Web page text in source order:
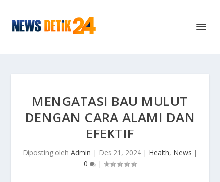
MENGATASI BAU MULUT
DENGAN CARA ALAMI DAN
EFEKTIF
Diposting oleh Admin | Des 21, 2024 | Health, News |
0
|